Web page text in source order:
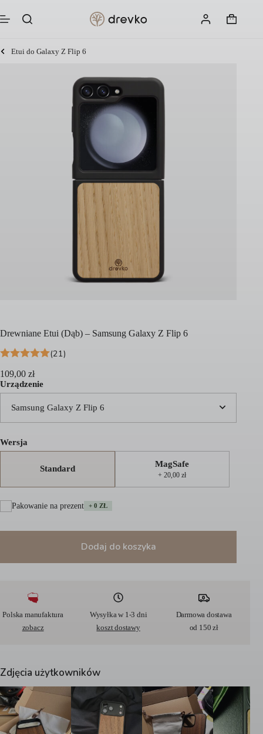
do
treści
Koszyk
Etui do Galaxy Z Flip 6
Drewniane Etui (Dąb) – Samsung Galaxy Z Flip 6
(21)
109,00 zł
Urządzenie
Samsung Galaxy Z Flip 6
Wersja
Standard
MagSafe
+ 20,00 zł
Pakowanie na prezent + 0 ZŁ
Dodaj do koszyka
r
e
:
Polska manufaktura
zobacz
Wysyłka w 1-3 dni
koszt dostawy
Darmowa dostawa
od 150 zł
Zdjęcia użytkowników